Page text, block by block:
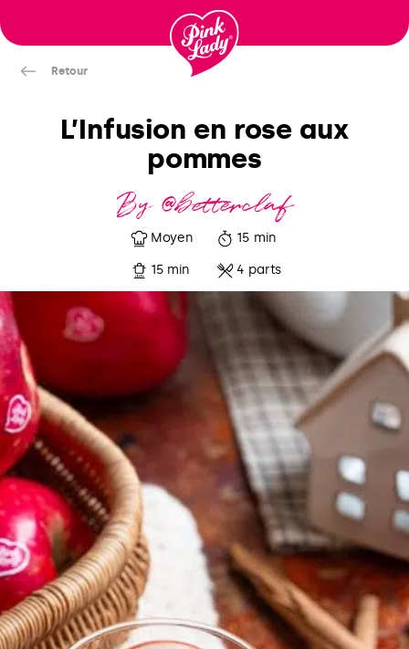
au
contenuRetour
L’Infusion en rose aux
pommes
By @betterclaf
Moyen 15 min
15 min 4 parts